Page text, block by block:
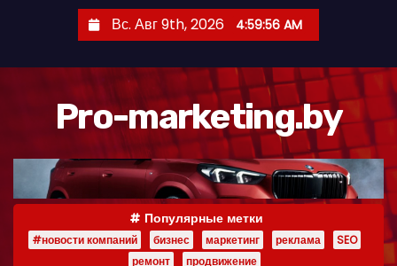
Вс. Авг 9th, 2026 4:59:58 AM
Pro-marketing.by
Популярные метки
#новости компаний бизнес маркетинг реклама
SEO
ремонт
продвижение